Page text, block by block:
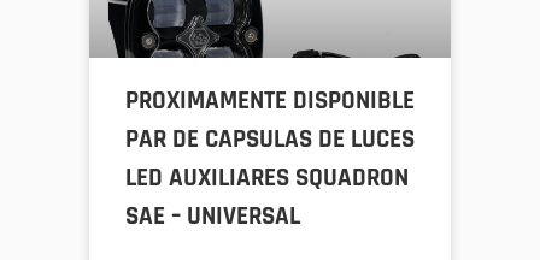
PROXIMAMENTE DISPONIBLE
PAR DE CAPSULAS DE LUCES
LED AUXILIARES SQUADRON
SAE – UNIVERSAL